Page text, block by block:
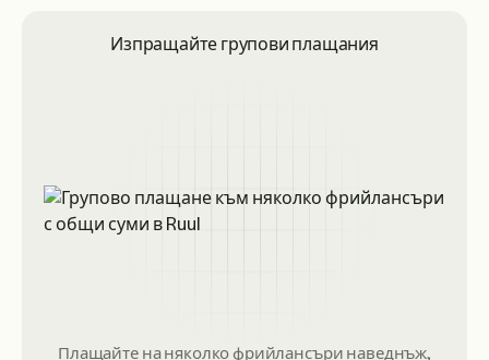
Изпращайте групови плащания
Плащайте на няколко фрийлансъри наведнъж,